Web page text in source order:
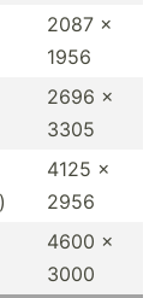
2087 x
1956
2696 x
3305
4125 x
2956
4600 x
3000